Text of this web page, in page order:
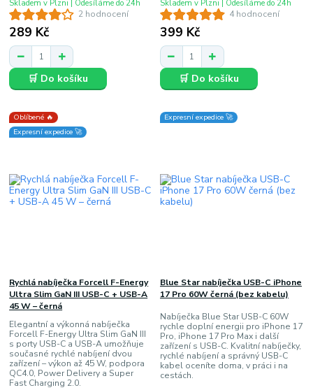
2 hodnocení
289 Kč
Skladem v Plzni | Odesíláme do 24h
🛒 Do košíku
4 hodnocení
399 Kč
Skladem v Plzni | Odesíláme do 24h
🛒 Do košíku
Oblíbené 🔥
Expresní expedice 🚀
Rychlá nabíječka Forcell F-Energy
Ultra Slim GaN III USB-C + USB-A
45 W – černá
Elegantní a výkonná nabíječka
Forcell F-Energy Ultra Slim GaN III
s porty USB-C a USB-A umožňuje
současné rychlé nabíjení dvou
zařízení – výkon až 45 W, podpora
QC4.0, Power Delivery a Super
Fast Charging 2.0.
Expresní expedice 🚀
Blue Star nabíječka USB-C iPhone
17 Pro 60W černá (bez kabelu)
Nabíječka Blue Star USB-C 60W
rychle doplní energii pro iPhone 17
Pro, iPhone 17 Pro Max i další
zařízení s USB-C. Kvalitní nabíječky,
rychlé nabíjení a správný USB-C
kabel oceníte doma, v práci i na
cestách.